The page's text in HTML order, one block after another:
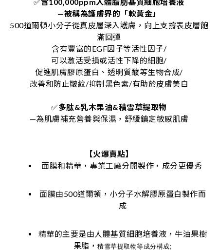
—被稱為護膚界的「軟黃金」
500道爾頓小分子從真皮層深入護膚，向上支撐表皮層飽
滿回彈
含有豐富的EGF因子等活性因子/
可以激活受損或活性下降的細胞/
促進肌膚膠原蛋白、透明質酸等生物合成/
改善和防止皺紋/抑制黑色素/有助於皮膚美白
✅多肽&乳木果油&積雪草提取物
—為肌膚補充營養與保濕，舒緩鎮定敏感肌膚
【火爆賣點】
面膜和精華，專業工廠分開製作，成分更優秀
面膜由500道爾頓，小分子水解膠原蛋白製作而
成
精華的主要是由人體基質細胞培養液，牛油果樹
果脂，積雪草提取物等成分構成;